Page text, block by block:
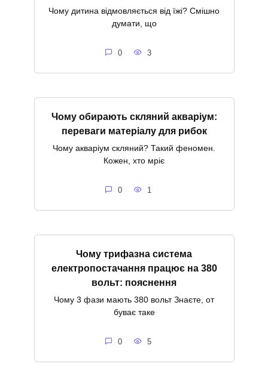
Чому дитина відмовляється від їжі? Смішно
думати, що
0 3
Чому обирають скляний акваріум:
переваги матеріалу для рибок
Чому акваріум скляний? Такий феномен.
Кожен, хто мріє
0 1
Чому трифазна система
електропостачання працює на 380
вольт: пояснення
Чому 3 фази мають 380 вольт Знаєте, от
буває таке
0 5